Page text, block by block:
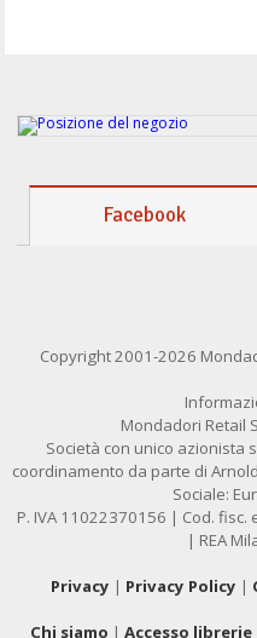
Facebook
Copyright 2001-2026
Mondadori Retail
Società con unico azionista
coordinamento da parte di
Sociale:
P. IVA 11022370156 | Cod.
| REA
Privacy | Privacy Policy |
Chi siamo | Accesso librerie